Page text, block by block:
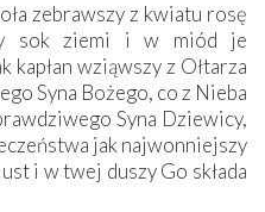
zebrawszy z kwiatu rosę
sok ziemi i w miód je
kapłan wziąwszy z Ołtarza
Syna Bożego, co z Nieba
Syna Dziewicy,
jak najwonniejszy
i w twej duszy Go składa